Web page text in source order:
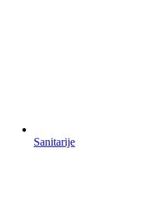
Sanitarije